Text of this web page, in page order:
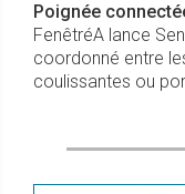
Poignée
FenêtréA lance
coordonné entre
coulissantes ou